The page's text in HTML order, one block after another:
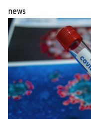
news